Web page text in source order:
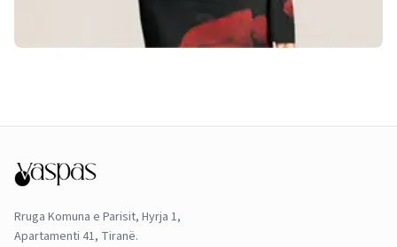
Rruga Komuna e Parisit, Hyrja 1,
Apartamenti 41, Tiranë.